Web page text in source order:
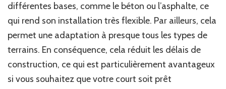
différentes bases, comme le béton ou l’asphalte, ce
qui rend son installation très flexible. Par ailleurs, cela
permet une adaptation à presque tous les types de
terrains. En conséquence, cela réduit les délais de
construction, ce qui est particulièrement avantageux
si vous souhaitez que votre court soit prêt